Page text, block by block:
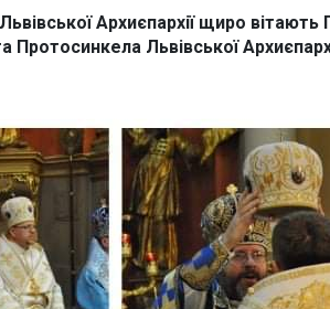
Архиєпархії щиро
Протосинкела Львівської